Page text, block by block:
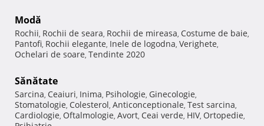
Modă
Rochii, Rochii de seara, Rochii de mireasa, Costume de baie,
Pantofi, Rochii elegante, Inele de logodna, Verighete,
Ochelari de soare, Tendinte 2020
Sănătate
Sarcina, Ceaiuri, Inima, Psihologie, Ginecologie,
Stomatologie, Colesterol, Anticonceptionale, Test sarcina,
Cardiologie, Oftalmologie, Avort, Ceai verde, HIV, Ortopedie,